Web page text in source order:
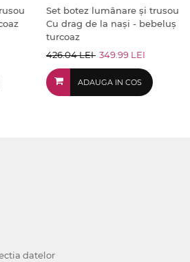
Set botez lumânare și trusou
Cu drag de la nași - bebeluș
turcoaz
426.04 LEI 349.99 LEI
ADAUGA IN COS
datelor